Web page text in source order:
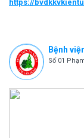
https://
Bệnh
Số 01